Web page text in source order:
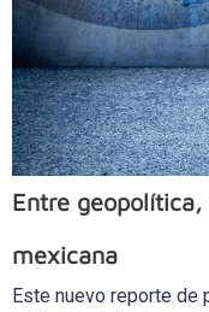
Entre
mexicana
Este nuevo reporte de